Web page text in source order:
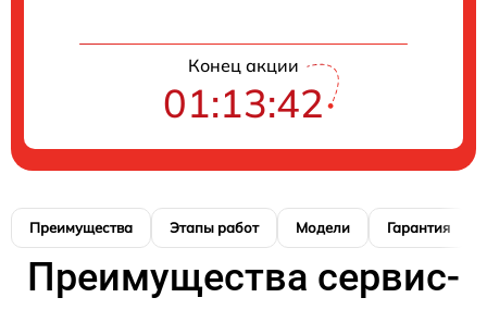
Конец акции
01:13:41
Преимущества Этапы работ Модели Гарантия
Преимущества сервис-